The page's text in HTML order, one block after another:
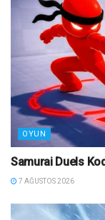
OYUN
Samurai Duels
7 AĞUSTOS 2026